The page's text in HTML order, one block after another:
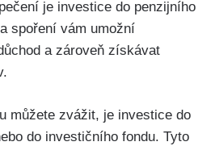
je investice do penzijního
spoření vám umožní
a zároveň získávat
můžete zvážit, je investice do
do investičního fondu. Tyto